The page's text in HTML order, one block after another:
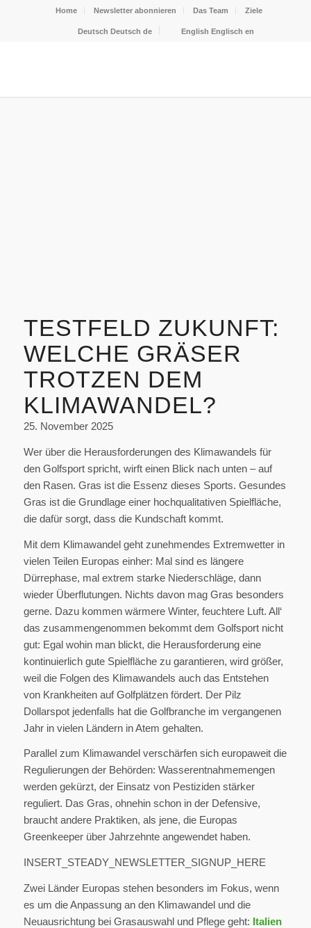
Home Newsletter abonnieren Das Team Ziele
Deutsch Deutsch de English Englisch en
TESTFELD ZUKUNFT:
WELCHE GRÄSER
TROTZEN DEM
KLIMAWANDEL?
25. November 2025
Wer über die Herausforderungen des Klimawandels für
den Golfsport spricht, wirft einen Blick nach unten – auf
den Rasen. Gras ist die Essenz dieses Sports. Gesundes
Gras ist die Grundlage einer hochqualitativen Spielfläche,
die dafür sorgt, dass die Kundschaft kommt.
Mit dem Klimawandel geht zunehmendes Extremwetter in
vielen Teilen Europas einher: Mal sind es längere
Dürrephase, mal extrem starke Niederschläge, dann
wieder Überflutungen. Nichts davon mag Gras besonders
gerne. Dazu kommen wärmere Winter, feuchtere Luft. All‘
das zusammengenommen bekommt dem Golfsport nicht
gut: Egal wohin man blickt, die Herausforderung eine
kontinuierlich gute Spielfläche zu garantieren, wird größer,
weil die Folgen des Klimawandels auch das Entstehen
von Krankheiten auf Golfplätzen fördert. Der Pilz
Dollarspot jedenfalls hat die Golfbranche im vergangenen
Jahr in vielen Ländern in Atem gehalten.
Parallel zum Klimawandel verschärfen sich europaweit die
Regulierungen der Behörden: Wasserentnahmemengen
werden gekürzt, der Einsatz von Pestiziden stärker
reguliert. Das Gras, ohnehin schon in der Defensive,
braucht andere Praktiken, als jene, die Europas
Greenkeeper über Jahrzehnte angewendet haben.
INSERT_STEADY_NEWSLETTER_SIGNUP_HERE
Zwei Länder Europas stehen besonders im Fokus, wenn
es um die Anpassung an den Klimawandel und die
Neuausrichtung bei Grasauswahl und Pflege geht: Italien